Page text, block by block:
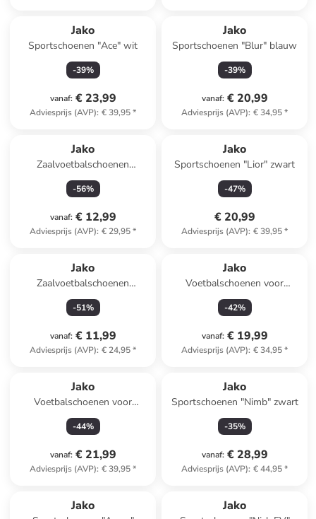
Jako
Sportschoenen "Ace" wit
-39%
vanaf: € 23,99
Adviesprijs (AVP): € 39,95*
Jako
Sportschoenen "Blur" blauw
-39%
vanaf: € 20,99
Adviesprijs (AVP): € 34,95*
Jako
Zaalvoetbalschoenen
"Signature" groen
-56%
vanaf: € 12,99
Adviesprijs (AVP): € 29,95*
Jako
Sportschoenen "Lior" zwart
-47%
€ 20,99
Adviesprijs (AVP): € 39,95*
Jako
Zaalvoetbalschoenen
"Winger" donkerblauw
-51%
vanaf: € 11,99
Adviesprijs (AVP): € 24,95*
Jako
Voetbalschoenen voor
hardcourt "Skill" blauw/groen
-42%
vanaf: € 19,99
Adviesprijs (AVP): € 34,95*
Jako
Voetbalschoenen voor
(kunst)gras "Twist" geel/rood
-44%
vanaf: € 21,99
Adviesprijs (AVP): € 39,95*
Jako
Sportschoenen "Nimb" zwart
-35%
vanaf: € 28,99
Adviesprijs (AVP): € 44,95*
Jako Jako